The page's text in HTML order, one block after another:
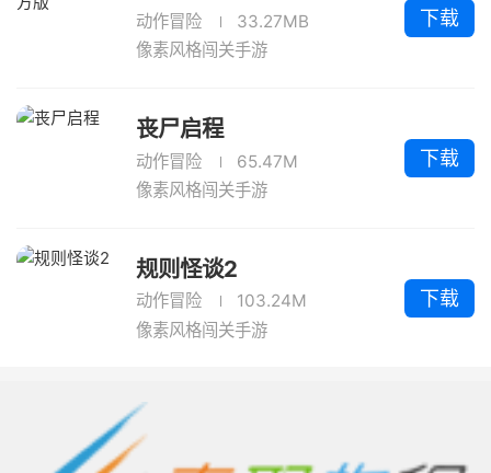
动作冒险
33.27MB
像素风格闯关手游
下载
丧尸启程
动作冒险
65.47M
像素风格闯关手游
下载
规则怪谈2
动作冒险
103.24M
像素风格闯关手游
下载